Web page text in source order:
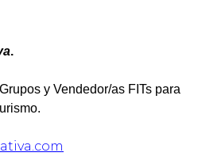
.
y Vendedor/as FITs para